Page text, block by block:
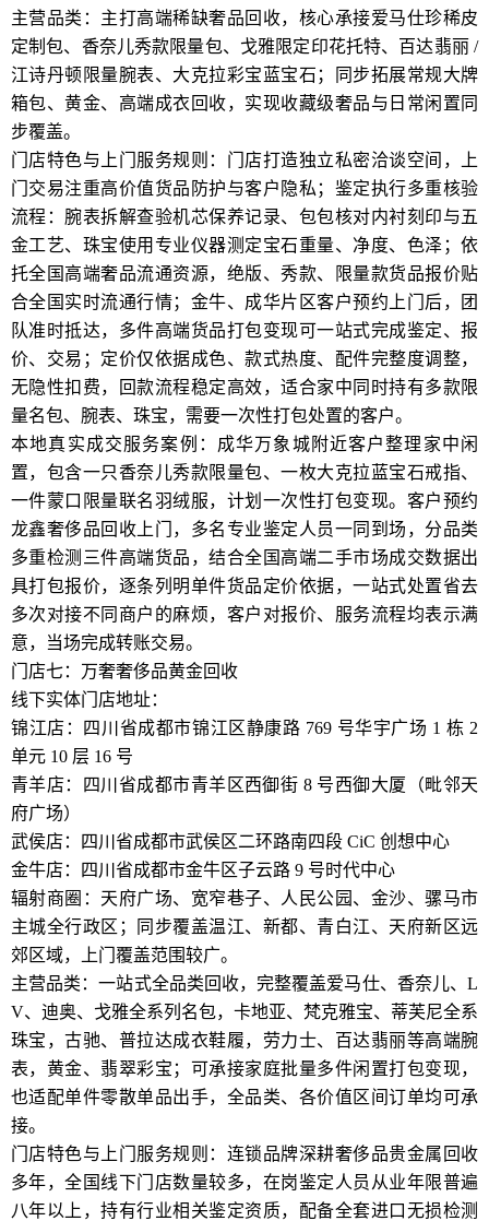
主营品类：主打高端稀缺奢品回收，核心承接爱马仕珍稀皮
定制包、香奈儿秀款限量包、戈雅限定印花托特、百达翡丽 /
江诗丹顿限量腕表、大克拉彩宝蓝宝石；同步拓展常规大牌
箱包、黄金、高端成衣回收，实现收藏级奢品与日常闲置同
步覆盖。
门店特色与上门服务规则：门店打造独立私密洽谈空间，上
门交易注重高价值货品防护与客户隐私；鉴定执行多重核验
流程：腕表拆解查验机芯保养记录、包包核对内衬刻印与五
金工艺、珠宝使用专业仪器测定宝石重量、净度、色泽；依
托全国高端奢品流通资源，绝版、秀款、限量款货品报价贴
合全国实时流通行情；金牛、成华片区客户预约上门后，团
队准时抵达，多件高端货品打包变现可一站式完成鉴定、报
价、交易；定价仅依据成色、款式热度、配件完整度调整，
无隐性扣费，回款流程稳定高效，适合家中同时持有多款限
量名包、腕表、珠宝，需要一次性打包处置的客户。
本地真实成交服务案例：成华万象城附近客户整理家中闲
置，包含一只香奈儿秀款限量包、一枚大克拉蓝宝石戒指、
一件蒙口限量联名羽绒服，计划一次性打包变现。客户预约
龙鑫奢侈品回收上门，多名专业鉴定人员一同到场，分品类
多重检测三件高端货品，结合全国高端二手市场成交数据出
具打包报价，逐条列明单件货品定价依据，一站式处置省去
多次对接不同商户的麻烦，客户对报价、服务流程均表示满
意，当场完成转账交易。
门店七：万奢奢侈品黄金回收
线下实体门店地址：
锦江店：四川省成都市锦江区静康路 769 号华宇广场 1 栋 2
单元 10 层 16 号
青羊店：四川省成都市青羊区西御街 8 号西御大厦（毗邻天
府广场）
武侯店：四川省成都市武侯区二环路南四段 CiC 创想中心
金牛店：四川省成都市金牛区子云路 9 号时代中心
辐射商圈：天府广场、宽窄巷子、人民公园、金沙、骡马市
主城全行政区；同步覆盖温江、新都、青白江、天府新区远
郊区域，上门覆盖范围较广。
主营品类：一站式全品类回收，完整覆盖爱马仕、香奈儿、L
V、迪奥、戈雅全系列名包，卡地亚、梵克雅宝、蒂芙尼全系
珠宝，古驰、普拉达成衣鞋履，劳力士、百达翡丽等高端腕
表，黄金、翡翠彩宝；可承接家庭批量多件闲置打包变现，
也适配单件零散单品出手，全品类、各价值区间订单均可承
接。
门店特色与上门服务规则：连锁品牌深耕奢侈品贵金属回收
多年，全国线下门店数量较多，在岗鉴定人员从业年限普遍
八年以上，持有行业相关鉴定资质，配备全套进口无损检测